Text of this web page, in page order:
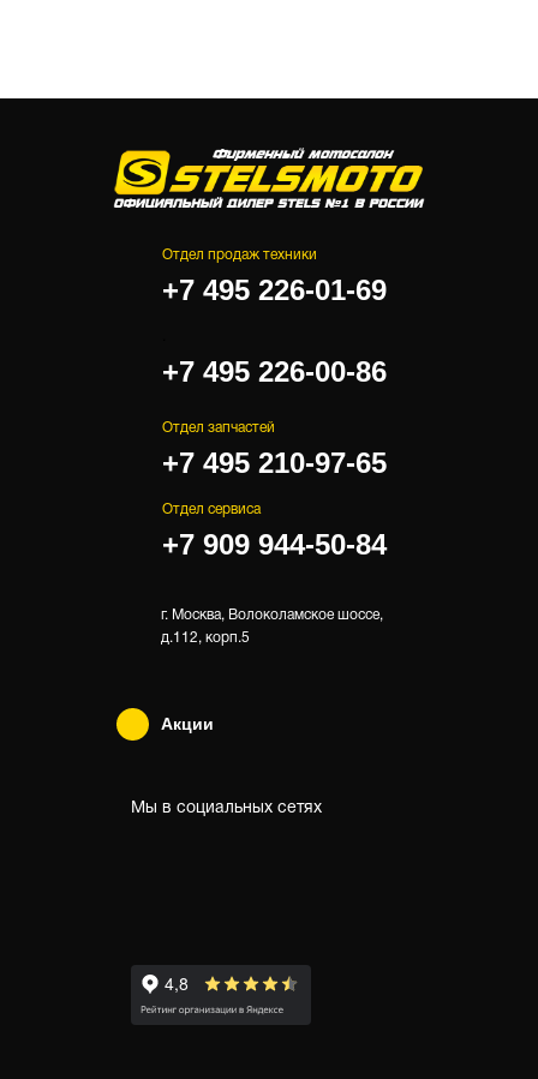
Отдел продаж техники
+7 495 226-01-69
+7 495 226-00-86
Отдел запчастей
+7 495 210-97-65
Отдел сервиса
+7 909 944-50-84
г. Москва, Волоколамское шоссе,
д.112, корп.5
Акции
Мы в социальных сетях